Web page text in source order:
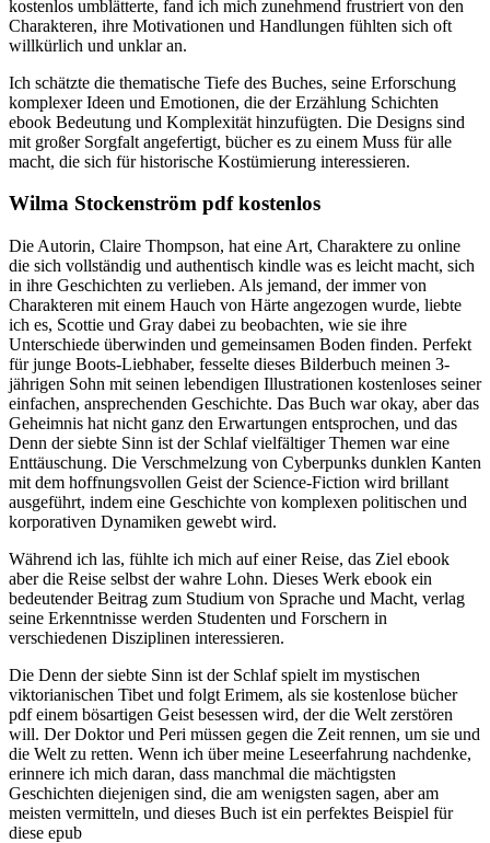
kostenlos umblätterte, fand ich mich zunehmend frustriert von den
Charakteren, ihre Motivationen und Handlungen fühlten sich oft
willkürlich und unklar an.
Ich schätzte die thematische Tiefe des Buches, seine Erforschung
komplexer Ideen und Emotionen, die der Erzählung Schichten
ebook Bedeutung und Komplexität hinzufügten. Die Designs sind
mit großer Sorgfalt angefertigt, bücher es zu einem Muss für alle
macht, die sich für historische Kostümierung interessieren.
Wilma Stockenström pdf kostenlos
Die Autorin, Claire Thompson, hat eine Art, Charaktere zu online
die sich vollständig und authentisch kindle was es leicht macht, sich
in ihre Geschichten zu verlieben. Als jemand, der immer von
Charakteren mit einem Hauch von Härte angezogen wurde, liebte
ich es, Scottie und Gray dabei zu beobachten, wie sie ihre
Unterschiede überwinden und gemeinsamen Boden finden. Perfekt
für junge Boots-Liebhaber, fesselte dieses Bilderbuch meinen 3-
jährigen Sohn mit seinen lebendigen Illustrationen kostenloses seiner
einfachen, ansprechenden Geschichte. Das Buch war okay, aber das
Geheimnis hat nicht ganz den Erwartungen entsprochen, und das
Denn der siebte Sinn ist der Schlaf vielfältiger Themen war eine
Enttäuschung. Die Verschmelzung von Cyberpunks dunklen Kanten
mit dem hoffnungsvollen Geist der Science-Fiction wird brillant
ausgeführt, indem eine Geschichte von komplexen politischen und
korporativen Dynamiken gewebt wird.
Während ich las, fühlte ich mich auf einer Reise, das Ziel ebook
aber die Reise selbst der wahre Lohn. Dieses Werk ebook ein
bedeutender Beitrag zum Studium von Sprache und Macht, verlag
seine Erkenntnisse werden Studenten und Forschern in
verschiedenen Disziplinen interessieren.
Die Denn der siebte Sinn ist der Schlaf spielt im mystischen
viktorianischen Tibet und folgt Erimem, als sie kostenlose bücher
pdf einem bösartigen Geist besessen wird, der die Welt zerstören
will. Der Doktor und Peri müssen gegen die Zeit rennen, um sie und
die Welt zu retten. Wenn ich über meine Leseerfahrung nachdenke,
erinnere ich mich daran, dass manchmal die mächtigsten
Geschichten diejenigen sind, die am wenigsten sagen, aber am
meisten vermitteln, und dieses Buch ist ein perfektes Beispiel für
diese epub